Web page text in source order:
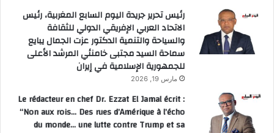
رئيس تحرير جريدة اليوم السابع المغربية، رئيس
الاتحاد العربي الإفريقي الدولي للثقافة
والسياحة والتنمية الدكتور عزت الجمال يبايع
سماحة السيد مجتبى خامنئي المرشد الأعلى
للجمهورية الإسلامية في إيران
مارس 19, 2026
Le rédacteur en chef Dr. Ezzat El Jamal écrit :
“Non aux rois… Des rues d’Amérique à l’écho
du monde… une lutte contre Trump et sa